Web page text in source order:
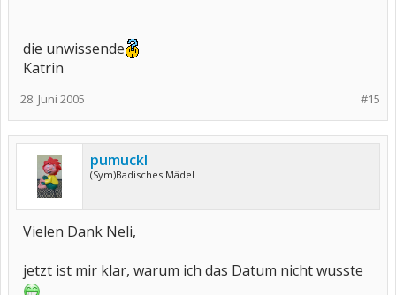
die unwissende
Katrin
#15
28. Juni 2005
pumuckl
(Sym)Badisches Mädel
Vielen Dank Neli,
jetzt ist mir klar, warum ich das Datum nicht wusste